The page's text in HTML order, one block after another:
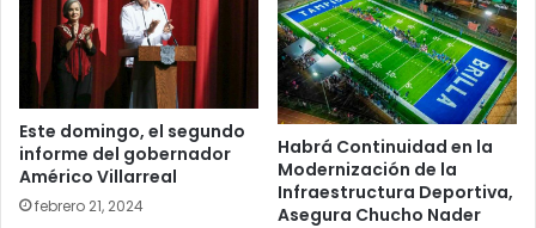
Este domingo, el segundo
informe del gobernador
Américo Villarreal
febrero 21, 2024
Habrá Continuidad en la
Modernización de la
Infraestructura Deportiva,
Asegura Chucho Nader